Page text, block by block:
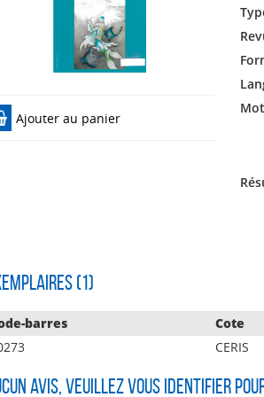
Ajouter au panier
(1)
barres
Cote
CERIS
avis, veuillez vous identifier